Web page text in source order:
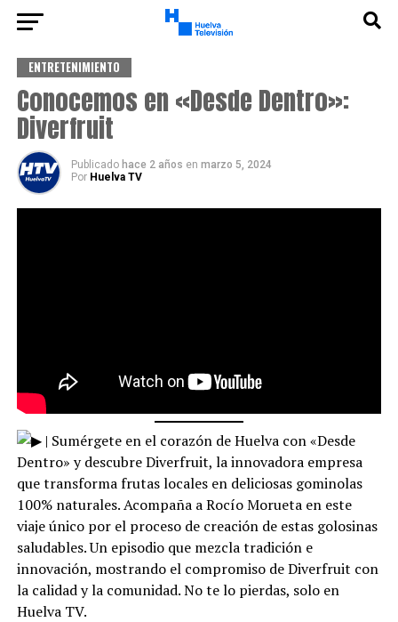
ENTRETENIMIENTO
Conocemos en «Desde Dentro»:
Diverfruit
Publicado hace 2 años en marzo 5, 2024
Por Huelva TV
| Sumérgete en el corazón de Huelva con «Desde
Dentro» y descubre Diverfruit, la innovadora empresa
que transforma frutas locales en deliciosas gominolas
100% naturales. Acompaña a Rocío Morueta en este
viaje único por el proceso de creación de estas golosinas
saludables. Un episodio que mezcla tradición e
innovación, mostrando el compromiso de Diverfruit con
la calidad y la comunidad. No te lo pierdas, solo en
Huelva TV.